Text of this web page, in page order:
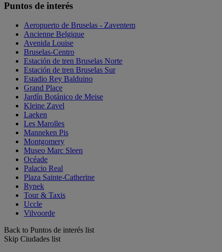
Puntos de interés
Aeropuerto de Bruselas - Zaventem
Ancienne Belgique
Avenida Louise
Bruselas-Centro
Estación de tren Bruselas Norte
Estación de tren Bruselas Sur
Estadio Rey Balduino
Grand Place
Jardín Botánico de Meise
Kleine Zavel
Laeken
Les Marolles
Manneken Pis
Montgomery
Museo Marc Sleen
Océade
Palacio Real
Plaza Sainte-Catherine
Rynek
Tour & Taxis
Uccle
Vilvoorde
Back to Puntos de interés list
Skip Ciudades list